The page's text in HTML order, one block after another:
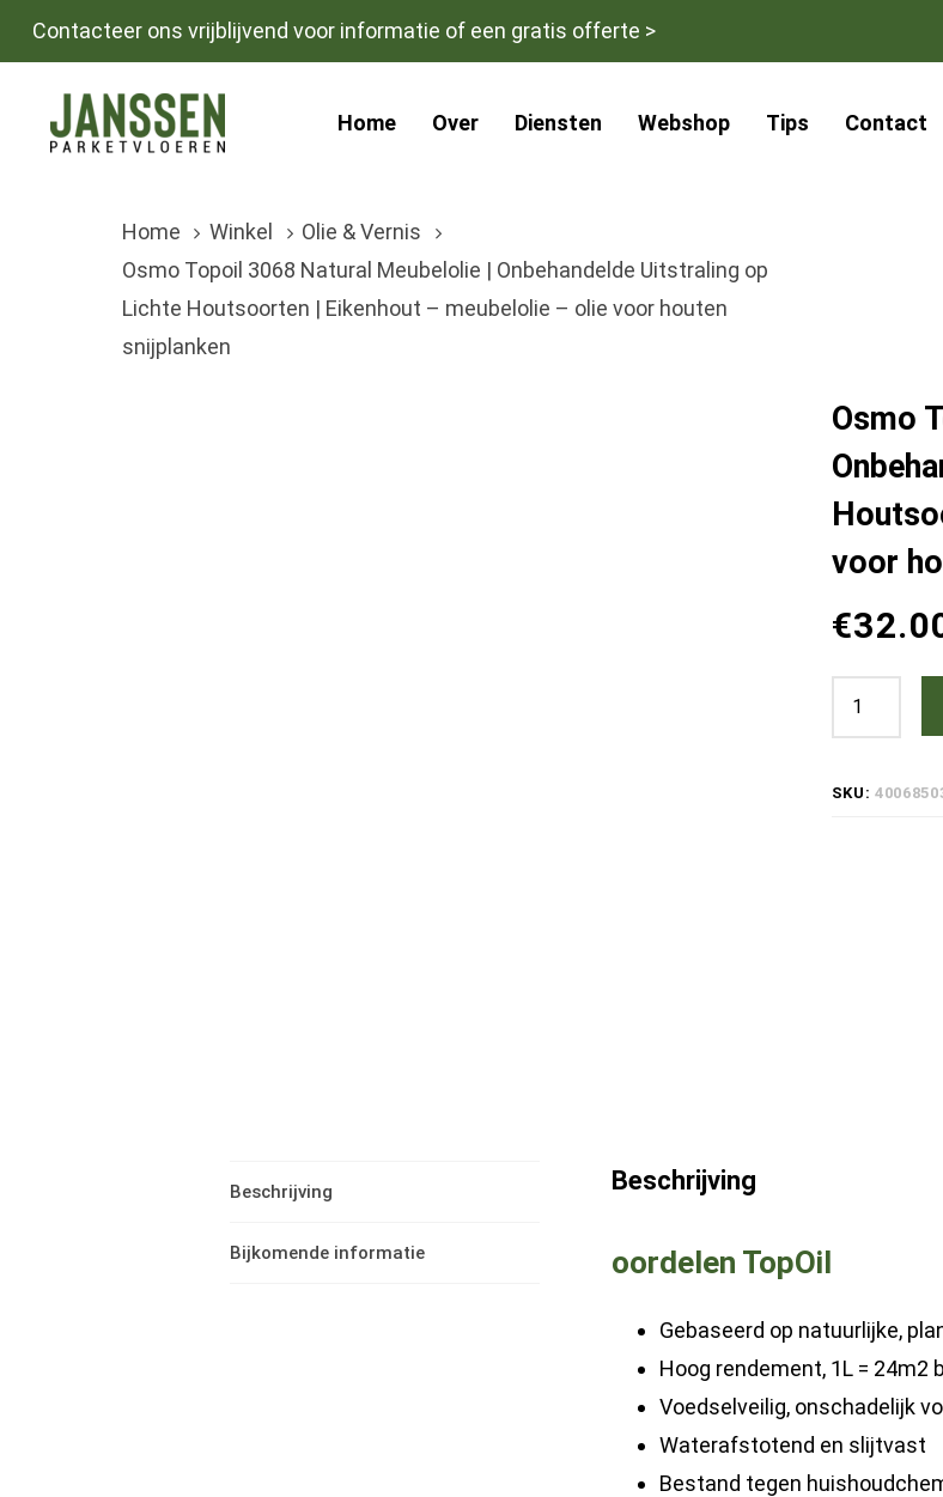
Skip
Skip
primary
navigation
Contacteer ons vrijblijvend voor informatie of een gratis offerte >
Home Over Diensten Webshop Tips Contact
Home Winkel
Olie & Vernis
Osmo Topoil 3068 Natural Meubelolie | Onbehandelde Uitstraling op
Lichte Houtsoorten | Eikenhout – meubelolie – olie voor houten
snijplanken
Osmo
voor
€
Osmo
Topoil
-
voor
houten
snijplanken
hoeveelheid
SKU:
Beschrijving
Bijkomende informatie
Beschrijving
oordelen TopOil
Gebaseerd op natuurlijke,
Hoog rendement, 1L = 24m2
Voedselveilig, onschadelijk
Waterafstotend en slijtvast
Bestand tegen